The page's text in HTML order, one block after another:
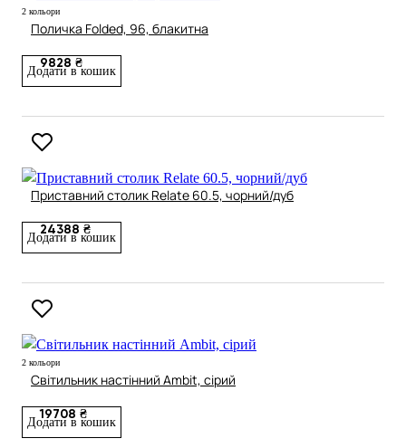
2 кольори
Поличка Folded, 96, блакитна
9828 ₴
Додати в кошик
Приставний столик Relate 60.5, чорний/дуб
24388 ₴
Додати в кошик
2 кольори
Світильник настінний Ambit, сірий
19708 ₴
Додати в кошик